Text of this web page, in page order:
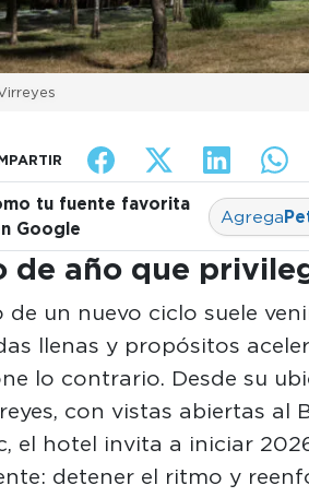
tu fuente favorita
Google
Agrega
de año que
de un nuevo ciclo suele
llenas y propósitos
lo contrario. Desde su
con vistas abiertas al
el hotel invita a iniciar
detener el ritmo y